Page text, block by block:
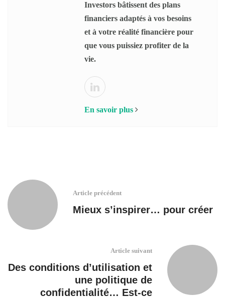
Investors bâtissent des plans
financiers adaptés à vos besoins
et à votre réalité financière pour
que vous puissiez profiter de la
vie.
En savoir plus
Article précédent
Mieux s’inspirer… pour créer
Article suivant
Des conditions d’utilisation et
une politique de
confidentialité… Est-ce